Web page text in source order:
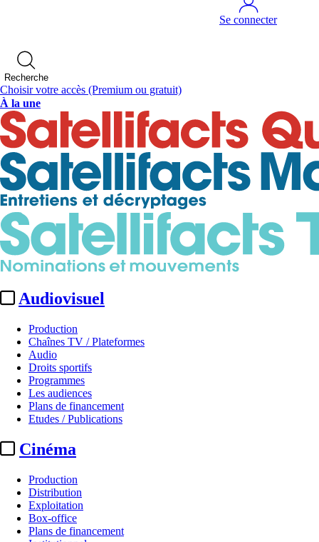
Se connecter
Recherche
Choisir votre accès (Premium ou gratuit)
À la une
Audiovisuel
Production
Chaînes TV / Plateformes
Audio
Droits sportifs
Programmes
Les audiences
Plans de financement
Etudes / Publications
Cinéma
Production
Distribution
Exploitation
Box-office
Plans de financement